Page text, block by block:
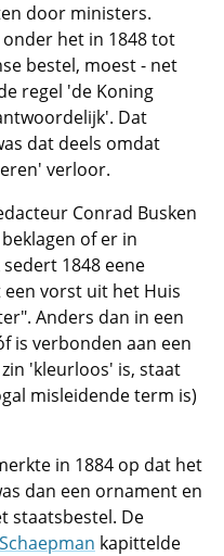
door ministers.
het in 1848 tot
bestel, moest - net
regel 'de Koning
Dat
dat deels omdat
verloor.
Conrad Busken
of er in
1848 eene
vorst uit het Huis
Anders dan in een
is verbonden aan een
'kleurloos' is, staat
misleidende term is)
in 1884 op dat het
dan een ornament en
staatsbestel. De
kapittelde